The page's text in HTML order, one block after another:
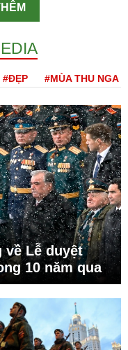
#ĐẸP #MÙA THU NGA
về Lễ duyệt
10 năm qua